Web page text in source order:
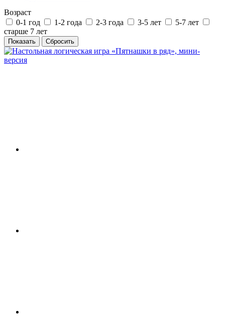
Возраст
0-1 год
1-2 года 2-3 года 3-5 лет
5-7 лет
старше 7 лет